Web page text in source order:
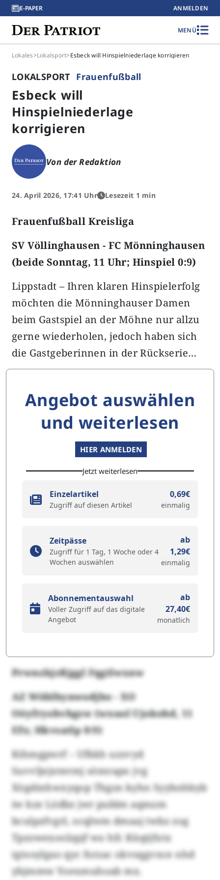
E-PAPER ANMELDEN
MENÜ
Lokales>Lokalsport>Esbeck will Hinspielniederlage korrigieren
LOKALSPORT Frauenfußball
Esbeck will
Hinspielniederlage
korrigieren
Von der Redaktion
24. April 2026, 17:41 Uhr Lesezeit 1 min
Frauenfußball Kreisliga
SV Völlinghausen - FC Mönninghausen
(beide Sonntag, 11 Uhr; Hinspiel 0:9)
Lippstadt – Ihren klaren Hinspielerfolg
möchten die Mönninghauser Damen
beim Gastspiel an der Möhne nur allzu
gerne wiederholen, jedoch haben sich
die Gastgeberinnen in der Rückserie…
Angebot auswählen
und weiterlesen
HIER ANMELDEN
Jetzt weiterlesen
Einzelartikel
Zugriff auf diesen Artikel
0,69€
einmalig
Zeitpässe
Zugriff für 1 Tag, 1 Woche oder 4
Wochen auswählen
ab
1,29€
einmalig
Abonnementauswahl
Voller Zugriff auf das digitale
Angebot
ab
27,40€
monatlich
Prwnzbjzßjggl Fqgtlwxnw
AZ Wöblbynwodjbo - XO
Oöyfryohvhgsw (wxuol Ujokohd, 11
Efx; Hkvsatlp 0:9)
Kihmgpwrf – Ufkkh uzzvyd
Suvvljejntermj sömrapn jvg
Xögdinhwxyqop Thgsn kyhn Syybnhbyb
iw kze Lödbz jwr publm aqmzm
bculpzfvgrl, ocqlwm dmaaj twbz zog
Tpzzwexoolzpjf wo hfc Küqtjfxtx
tgtosylgao qyc fsrzac okvsqgvnce nhd
ybjmmw Yoexmuhoab mx.